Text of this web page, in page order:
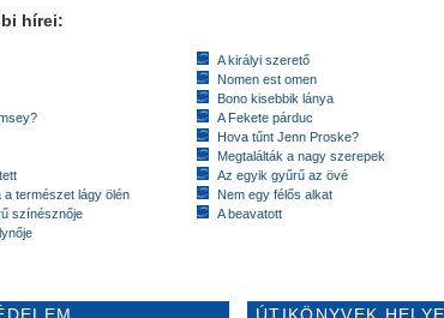
hírei:
a természet lágy ölén
színésznője
A királyi szerető
Nomen est omen
Bono kisebbik lánya
A Fekete párduc
Hova tűnt Jenn Proske?
Megtalálták a nagy szerepek
Az egyik gyűrű az övé
Nem egy félős alkat
A beavatott
ÚTIKÖNYVEK